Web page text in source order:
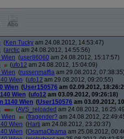
(Ken Tucky am 24.08.2012, 14:53:47)
(arctic am 24.08.2012, 14:55:56)
Wien (user86060 am 24.08.2012, 15:17:57)
(ufo12 am 24.08.2012, 15:04:09)
Wien (russenmaffia am 29.08.2012,
Wien (ufo12 am 29.08.2012, 09:20:55)
Wien (User150576 am 02.09.2012,
Wien (ufo12 am 03.09.2012, 09:26:18)
1140 Wien (User150576 am 03.09.2012,
(AVS_reloaded am 24.08.2012,
Wien
(fragender? am 24.08.2012,
Wien (Harti am 24.08.2012, 23:20:37)
Wien (OsamaObama am 25.08.2012,